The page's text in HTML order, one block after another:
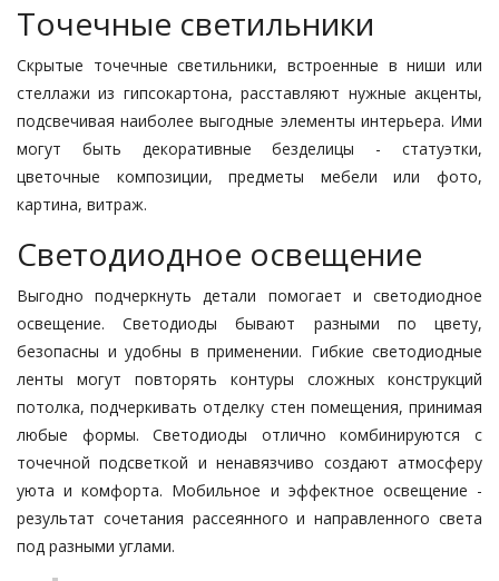
Точечные светильники
Скрытые точечные светильники, встроенные в ниши или
стеллажи из гипсокартона, расставляют нужные акценты,
подсвечивая наиболее выгодные элементы интерьера. Ими
могут быть декоративные безделицы - статуэтки,
цветочные композиции, предметы мебели или фото,
картина, витраж.
Светодиодное освещение
Выгодно подчеркнуть детали помогает и светодиодное
освещение. Светодиоды бывают разными по цвету,
безопасны и удобны в применении. Гибкие светодиодные
ленты могут повторять контуры сложных конструкций
потолка, подчеркивать отделку стен помещения, принимая
любые формы. Светодиоды отлично комбинируются с
точечной подсветкой и ненавязчиво создают атмосферу
уюта и комфорта. Мобильное и эффектное освещение -
результат сочетания рассеянного и направленного света
под разными углами.